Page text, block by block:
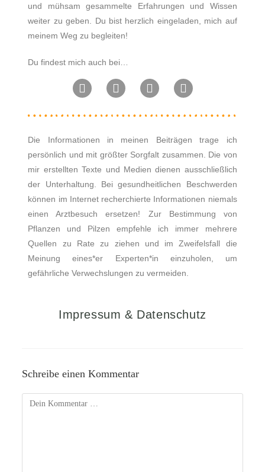
und mühsam gesammelte Erfahrungen und Wissen
weiter zu geben. Du bist herzlich eingeladen, mich auf
meinem Weg zu begleiten!
Du findest mich auch bei…
Die Informationen in meinen Beiträgen trage ich
persönlich und mit größter Sorgfalt zusammen. Die von
mir erstellten Texte und Medien dienen ausschließlich
der Unterhaltung. Bei gesundheitlichen Beschwerden
können im Internet recherchierte Informationen niemals
einen Arztbesuch ersetzen! Zur Bestimmung von
Pflanzen und Pilzen empfehle ich immer mehrere
Quellen zu Rate zu ziehen und im Zweifelsfall die
Meinung eines*er Experten*in einzuholen, um
gefährliche Verwechslungen zu vermeiden.
Impressum & Datenschutz
Schreibe einen Kommentar